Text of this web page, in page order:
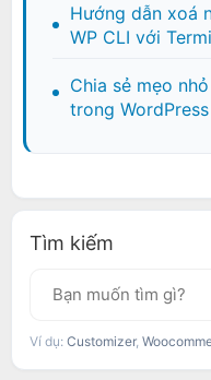
Hướng dẫn xoá
WP CLI với
Chia sẻ mẹo
trong WordPress
Tìm kiếm
Ví dụ: Customizer,